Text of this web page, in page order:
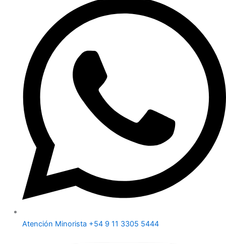
Atención Minorista +54 9 11 3305 5444